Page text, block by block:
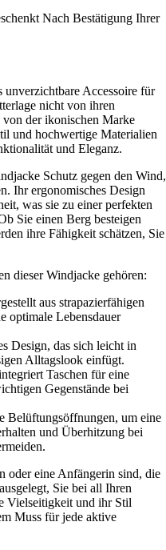
Nach Bestätigung Ihrer
Accessoire für
nicht von ihren
der ikonischen Marke
und hochwertige Materialien
und Eleganz.
Schutz gegen den Wind,
Ihr ergonomisches Design
was sie zu einer perfekten
Sie einen Berg besteigen
ihre Fähigkeit schätzen, Sie
dieser Windjacke gehören:
aus strapazierfähigen
optimale Lebensdauer
Design, das sich leicht in
Alltagslook einfügt.
Taschen für eine
Gegenstände bei
Belüftungsöffnungen, um eine
und Überhitzung bei
oder eine Anfängerin sind, die
Sie bei all Ihren
Vielseitigkeit und ihr Stil
Muss für jede aktive